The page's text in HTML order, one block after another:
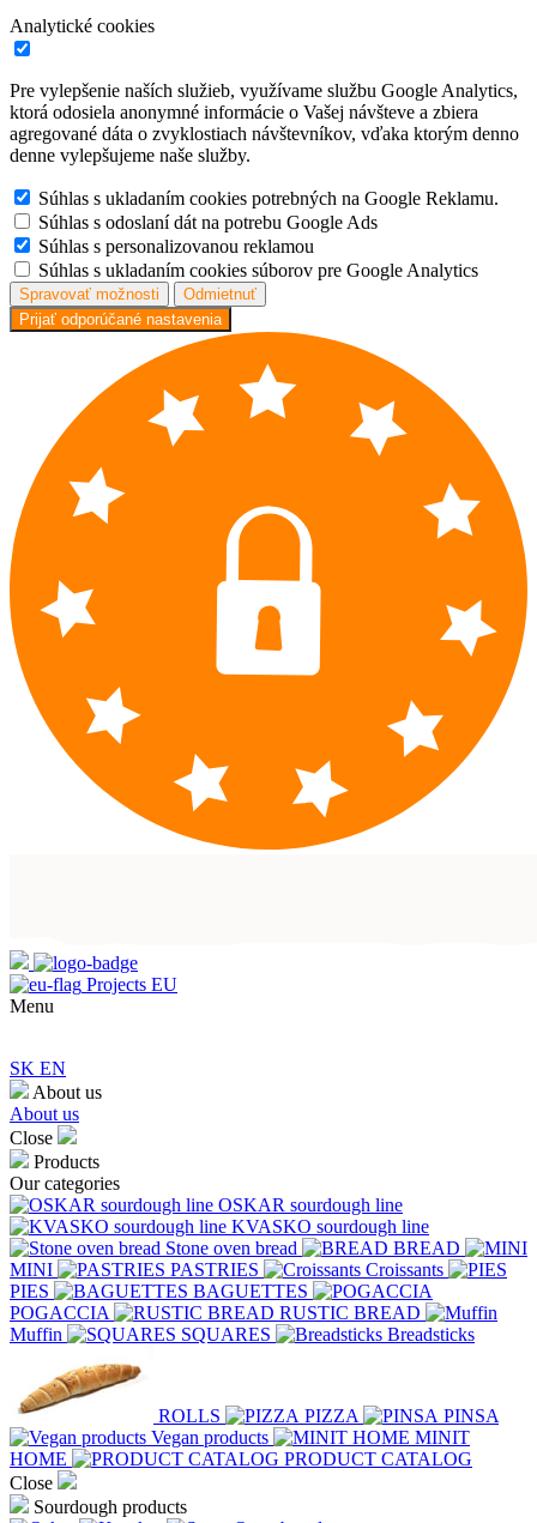
Analytické cookies
Pre vylepšenie naších služieb, využívame službu Google Analytics,
ktorá odosiela anonymné informácie o Vašej návšteve a zbiera
agregované dáta o zvyklostiach návštevníkov, vďaka ktorým denno
denne vylepšujeme naše služby.
Súhlas s ukladaním cookies potrebných na Google Reklamu.
Súhlas s odoslaní dát na potrebu Google Ads
Súhlas s personalizovanou reklamou
Súhlas s ukladaním cookies súborov pre Google Analytics
Spravovať možnosti
Odmietnuť
Prijať odporúčané nastavenia
Projects EU
Menu
SK EN
About us
About us
Close
Products
Our categories
OSKAR sourdough line
KVASKO sourdough line
Stone oven bread
BREAD
MINI
PASTRIES
Croissants
PIES
BAGUETTES
POGACCIA
RUSTIC BREAD
Muffin
SQUARES Breadsticks
ROLLS PIZZA
PINSA
Vegan products
MINIT
HOME
PRODUCT CATALOG
Close
Sourdough products